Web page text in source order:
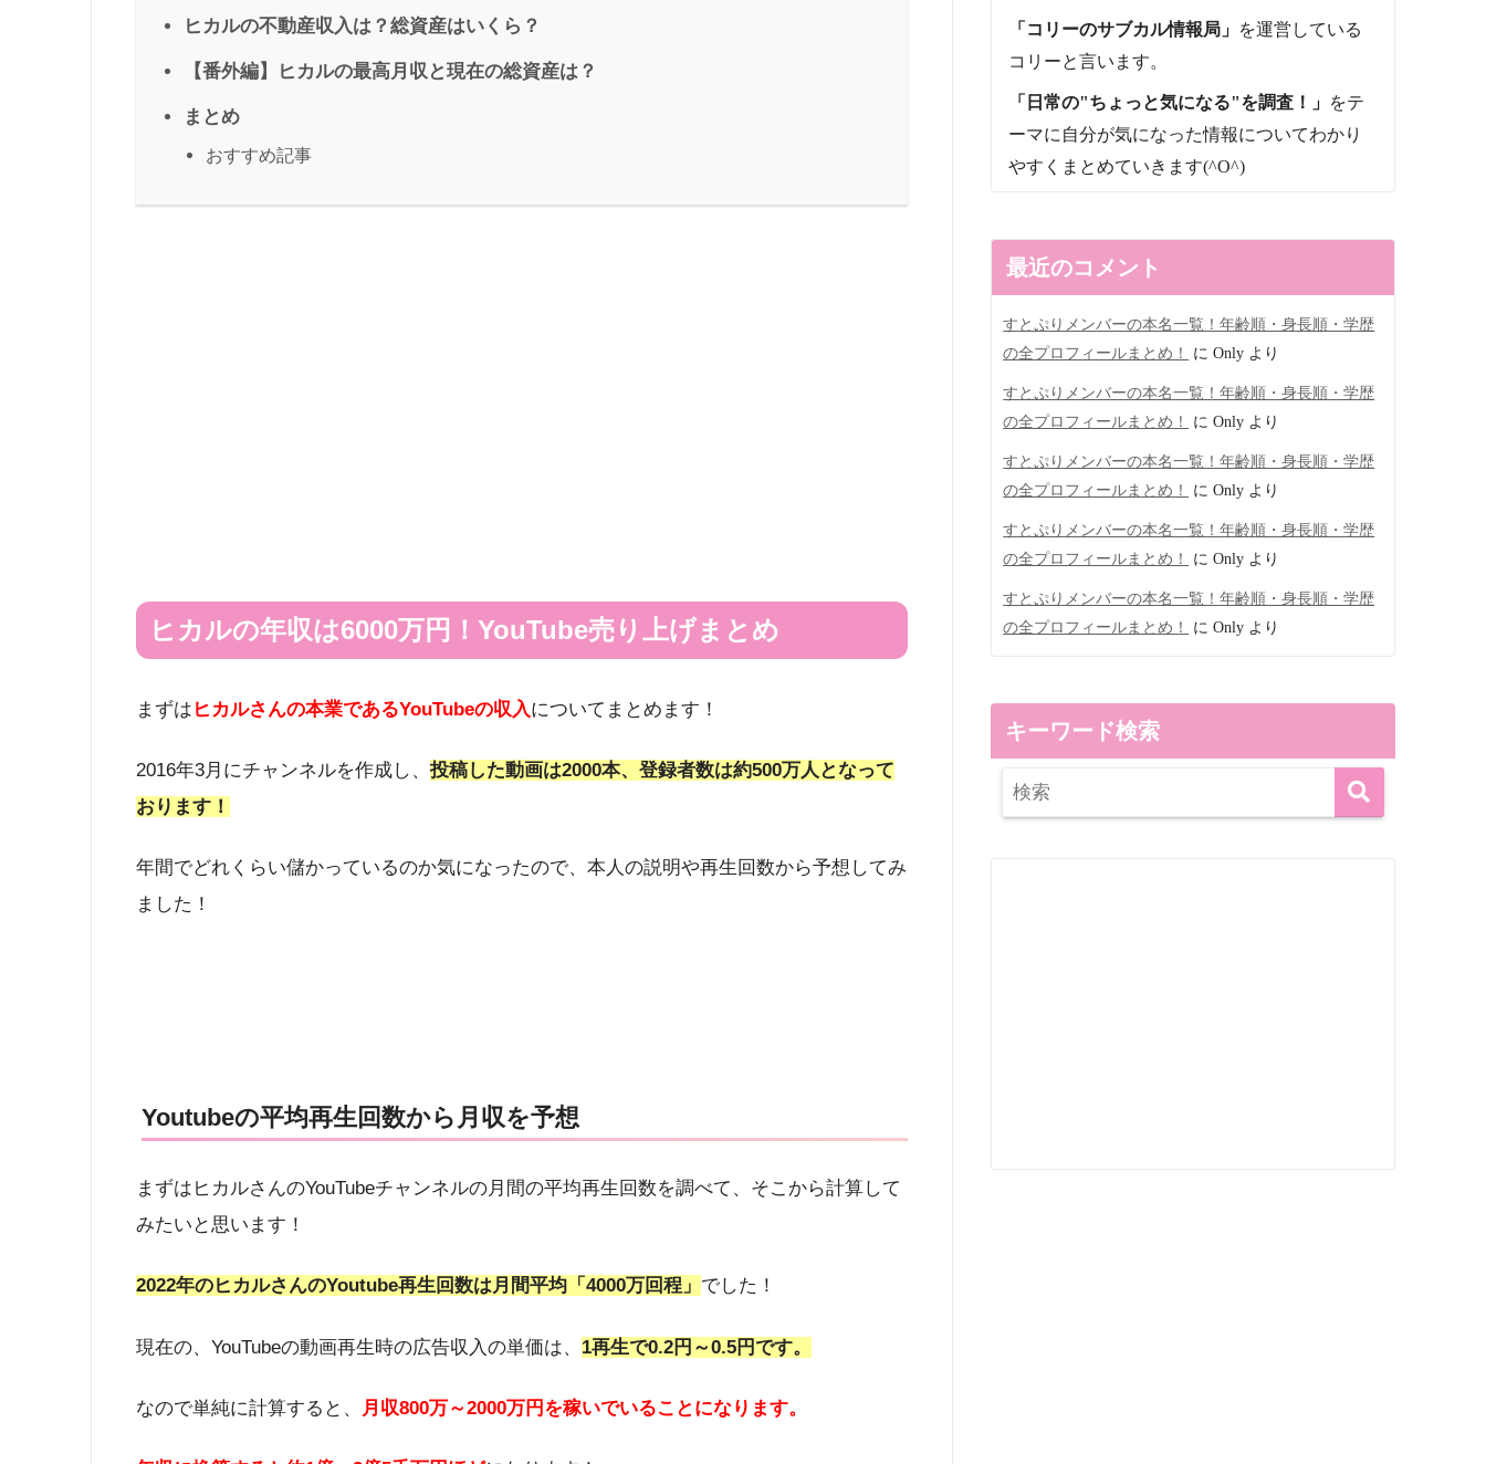
ヒカルの不動産収入は？総資産はいくら？
【番外編】ヒカルの最高月収と現在の総資産は？
まとめ
おすすめ記事
ヒカルの年収は6000万円！YouTube売り上げまとめ
まずは ヒカルさんの本業であるYouTubeの収入についてまとめます！
2016年3月にチャンネルを作成し、 投稿した動画は2000本、登録者数は約500万人となって
おります！
年間でどれくらい儲かっているのか気になったので、本人の説明や再生回数から予想してみ
ました！
Youtubeの平均再生回数から月収を予想
まずはヒカルさんのYouTubeチャンネルの月間の平均再生回数を調べて、そこから計算して
みたいと思います！
2022年のヒカルさんのYoutube再生回数は月間平均「4000万回程」 でした！
現在の、YouTubeの動画再生時の広告収入の単価は、 1再生で0.2円～0.5円です。
なので単純に計算すると、 月収800万～2000万円を稼いでいることになります。
「コリーのサブカル情報局」 を運営している
コリーと言います。
「日常の"ちょっと気になる"を調査！」 をテ
ーマに自分が気になった情報についてわかり
やすくまとめていきます(^O^)
最近のコメント
すとぷりメンバーの本名一覧！年齢順・身長順・学歴
の全プロフィールまとめ！
にOnly より
すとぷりメンバーの本名一覧！年齢順・身長順・学歴
の全プロフィールまとめ！
にOnly より
すとぷりメンバーの本名一覧！年齢順・身長順・学歴
の全プロフィールまとめ！
にOnly より
すとぷりメンバーの本名一覧！年齢順・身長順・学歴
の全プロフィールまとめ！
にOnly より
すとぷりメンバーの本名一覧！年齢順・身長順・学歴
の全プロフィールまとめ！
にOnly より
キーワード検索